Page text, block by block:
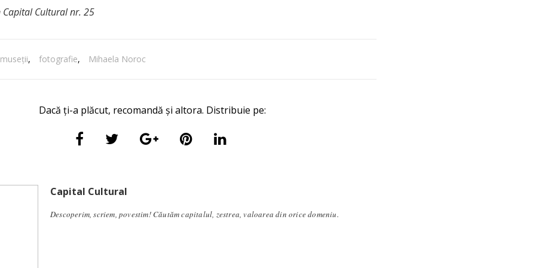
Cultural nr. 25
, fotografie, Mihaela Noroc
Dacă ți-a plăcut, recomandă și altora. Distribuie pe:
Capital Cultural
Descoperim, scriem, povestim! Căutăm capitalul, zestrea, valoarea din orice domeniu.